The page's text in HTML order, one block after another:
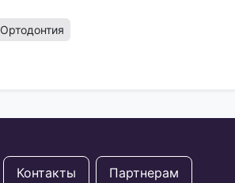
Ортодонтия
Контакты Партнерам